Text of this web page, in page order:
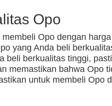
Opo
Opo dengan
yang Anda beli
beli berkualitas tinggi,
memastikan bahwa Opo
untuk membeli Opo